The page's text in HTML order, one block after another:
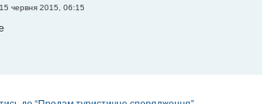
15 червня 2015, 06:15